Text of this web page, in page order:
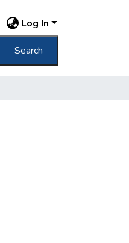
Log In
Search